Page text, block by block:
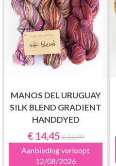
MANOS DEL URUGUAY
SILK BLEND GRADIENT
HANDDYED
€ 14,45 € 16,99
Aanbieding verloopt
12/08/2026